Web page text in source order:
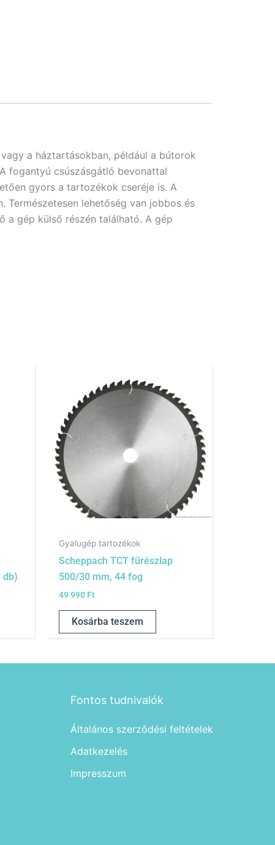
a háztartásokban, például a bútorok
fogantyú csúszásgátló bevonattal
gyors a tartozékok cseréje is. A
lehetőség van jobbos és
a gép külső részén található. A gép
db)
Gyalugép tartozékok
Scheppach TCT fűrészlap
500/30 mm, 44 fog
49 990 Ft
Kosárba teszem
Fontos tudnivalók
Általános szerződési feltételek
Adatkezelés
Impresszum